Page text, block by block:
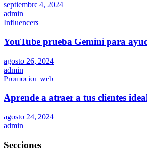
septiembre 4, 2024
admin
Influencers
YouTube prueba Gemini para
agosto 26, 2024
admin
Promocion web
Aprende a atraer a tus clientes
agosto 24, 2024
admin
Secciones